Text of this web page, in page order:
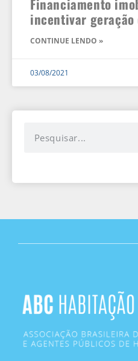
Financiamento
incentivar
CONTINUE LENDO »
03/08/2021